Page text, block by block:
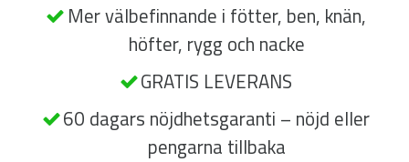
Mer välbefinnande i fötter, ben, knän,
höfter, rygg och nacke
GRATIS LEVERANS
60 dagars nöjdhetsgaranti – nöjd eller
pengarna tillbaka